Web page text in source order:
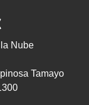
Nube
Tamayo